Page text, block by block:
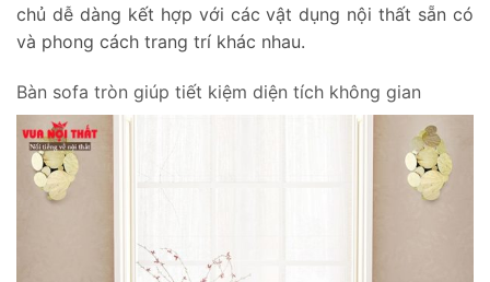
chủ dễ dàng kết hợp với các vật dụng nội thất sẵn có
và phong cách trang trí khác nhau.
Bàn sofa tròn giúp tiết kiệm diện tích không gian